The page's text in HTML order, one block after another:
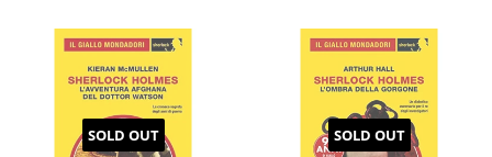
SOLD OUT SOLD OUT